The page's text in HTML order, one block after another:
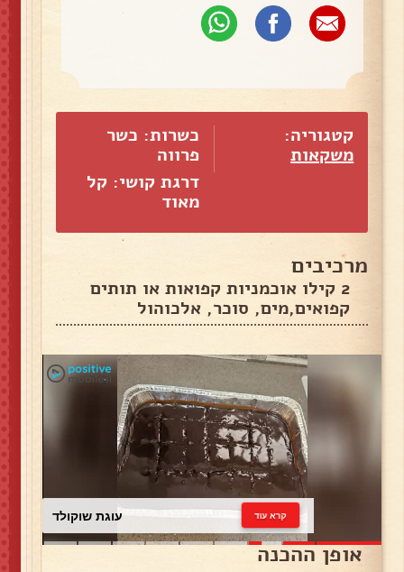
קטגוריה:
משקאות
כשרות: כשר
פרווה
דרגת קושי: קל
מאוד
מרכיבים
2 קילו אוכמניות קפואות או תותים
קפואים,מים, סוכר, אלכוהול
עוגת שוקולד קרא עוד
אופן ההכנה